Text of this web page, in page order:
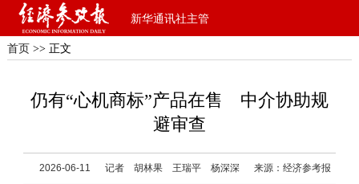
新华通讯社主管
首页 >> 正文
仍有“心机商标”产品在售 中介协助规
避审查
2026-06-11 记者 胡林果 王瑞平 杨深深 来源：经济参考报